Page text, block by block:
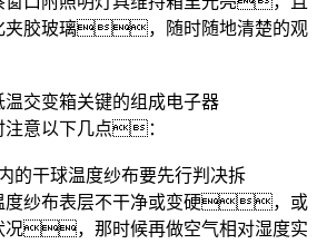
夹胶玻璃，随时随地清楚的观
交变箱关键的组成电子器
意以下几点：
球温度纱布要先行判决拆
纱布表层不干净或变硬，或
况，那时候再做空气相对湿度实